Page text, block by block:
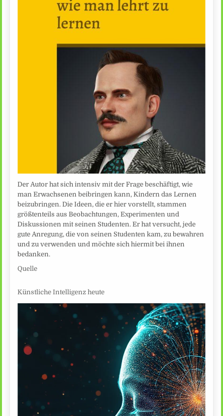
Der Autor hat sich intensiv mit der Frage beschäftigt, wie
man Erwachsenen beibringen kann, Kindern das Lernen
beizubringen. Die Ideen, die er hier vorstellt, stammen
größtenteils aus Beobachtungen, Experimenten und
Diskussionen mit seinen Studenten. Er hat versucht, jede
gute Anregung, die von seinen Studenten kam, zu bewahren
und zu verwenden und möchte sich hiermit bei ihnen
bedanken.
Quelle
Künstliche Intelligenz heute